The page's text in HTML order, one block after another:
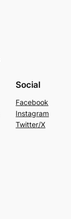
Social
Facebook
Instagram
Twitter/X